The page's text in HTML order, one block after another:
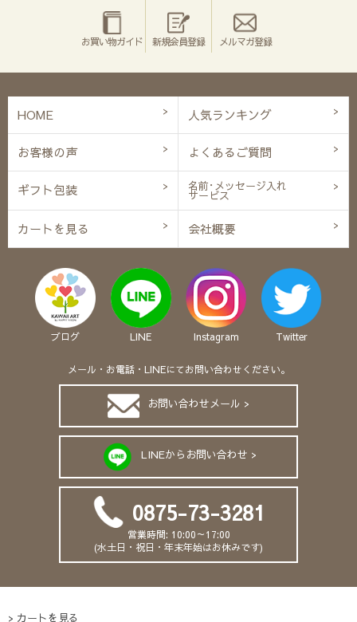
お買い物ガイド 新規会員登録 メルマガ登録
HOME 人気ランキング
お客様の声 よくあるご質問
ギフト包装 名前･メッセージ入れ
サービス
カートを見る 会社概要
ブログ LINE Instagram Twitter
メール・お電話・LINEにてお問い合わせください。
お問い合わせメール >
LINEからお問い合わせ >
0875-73-3281
営業時間: 10:00～17:00
(水土日・祝日・年末年始はお休みです)
カートを見る